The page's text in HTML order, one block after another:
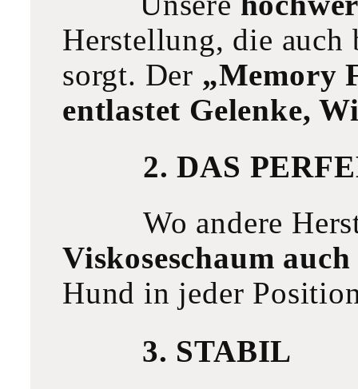
Herstellung, die auch
sorgt. Der „Memory
entlastet Gelenke,
2. DAS
Wo andere
Viskoseschaum
Hund in jeder
3. STABIL